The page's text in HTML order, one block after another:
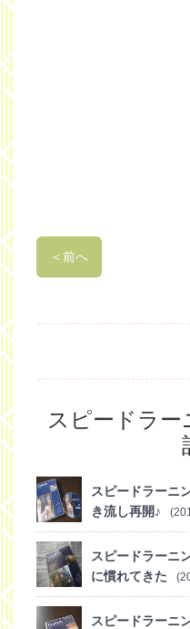
＜前へ
スピードラ
スピードラーニ
き流し再開♪
スピードラーニ
に慣れてきた
スピードラーニ